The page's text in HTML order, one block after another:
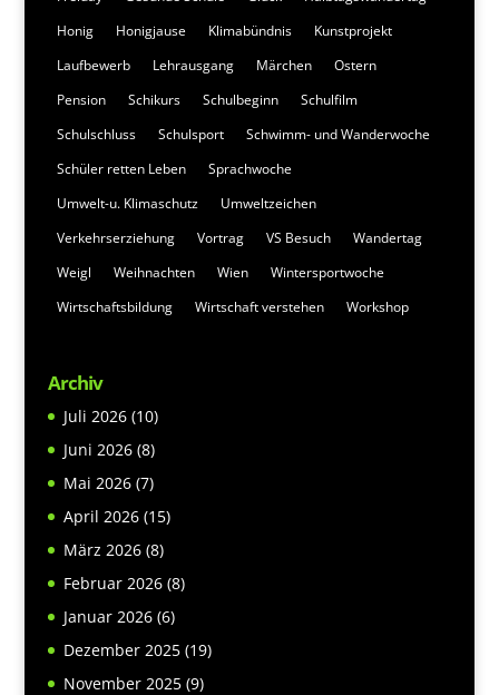
Honig
Honigjause Klimabündnis
Kunstprojekt
Laufbewerb
Lehrausgang Märchen
Ostern
Pension
Schikurs Schulbeginn
Schulfilm
Schulschluss
Schulsport
Schwimm- und Wanderwoche
Schüler retten Leben
Sprachwoche
Umwelt-u. Klimaschutz
Umweltzeichen
Verkehrserziehung
Vortrag VS Besuch
Wandertag
Weigl
Weihnachten Wien
Wintersportwoche
Wirtschaftsbildung
Wirtschaft verstehen Workshop
Archiv
Juli 2026(10)
Juni 2026(8)
Mai 2026(7)
April 2026(15)
März 2026(8)
Februar 2026(8)
Januar 2026(6)
Dezember 2025(19)
November 2025(9)